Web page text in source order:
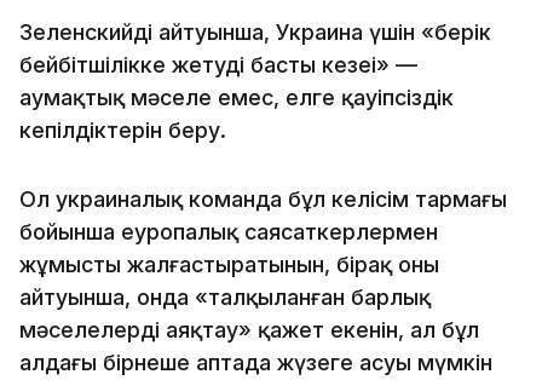
Зеленскийдің айтуынша, Украина үшін «берік
бейбітшілікке жетудің басты кезеңі» —
аумақтық мәселе емес, елге қауіпсіздік
кепілдіктерін беру.
Ол украиналық команда бұл келісім тармағы
бойынша еуропалық саясаткерлермен
жұмысты жалғастыратынын, бірақ оның
айтуынша, онда «талқыланған барлық
мәселелерді аяқтау» қажет екенін, ал бұл
алдағы бірнеше аптада жүзеге асуы мүмкін